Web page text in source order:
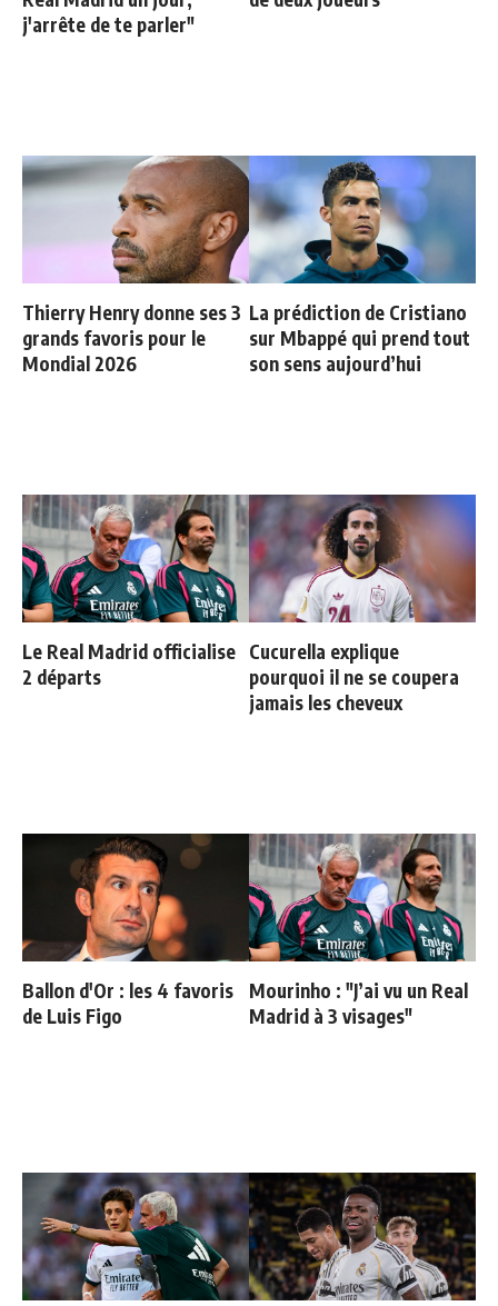
j'arrête de te parler"
Thierry Henry donne ses 3
grands favoris pour le
Mondial 2026
La prédiction de Cristiano
sur Mbappé qui prend tout
son sens aujourd’hui
Le Real Madrid officialise
2 départs
Cucurella explique
pourquoi il ne se coupera
jamais les cheveux
Ballon d'Or : les 4 favoris
de Luis Figo
Mourinho : "J’ai vu un Real
Madrid à 3 visages"